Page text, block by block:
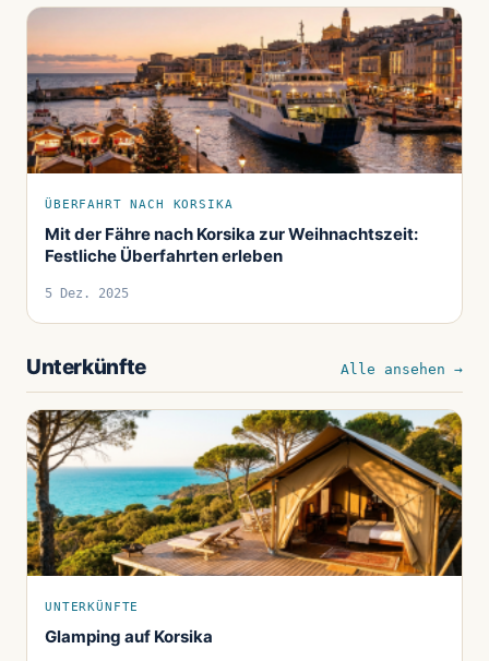
ÜBERFAHRT NACH KORSIKA
Mit der Fähre nach Korsika zur Weihnachtszeit:
Festliche Überfahrten erleben
5 Dez. 2025
Unterkünfte Alle ansehen →
UNTERKÜNFTE
Glamping auf Korsika